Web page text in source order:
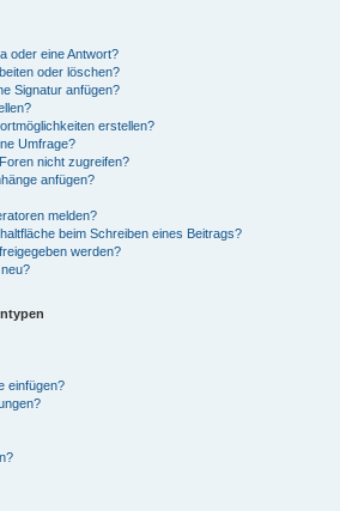
oder eine Antwort?
oder löschen?
Signatur anfügen?
erstellen?
Umfrage?
nicht zugreifen?
anfügen?
melden?
beim Schreiben eines Beitrags?
werden?
einfügen?